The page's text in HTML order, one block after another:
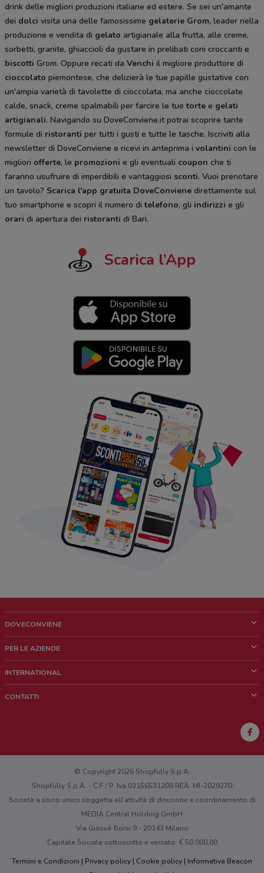
drink delle migliori produzioni italiane ed estere. Se sei un'amante
dei dolci visita una delle famosissime gelaterie Grom, leader nella
produzione e vendita di gelato artigianale alla frutta, alle creme,
sorbetti, granite, ghiaccioli da gustare in prelibati coni croccanti e
biscotti Grom. Oppure recati da Venchi il migliore produttore di
cioccolato piemontese, che delizierà le tue papille gustative con
un'ampia varietà di tavolette di cioccolata, ma anche cioccolate
calde, snack, creme spalmabili per farcire le tuetorte e gelati
artigianali. Navigando su DoveConviene.it potrai scoprire tante
formule di ristoranti per tutti i gusti e tutte le tasche. Iscriviti alla
newsletter di DoveConviene e ricevi in anteprima i volantini con le
migliori offerte, le promozioni e gli eventuali coupon che ti
faranno usufruire di imperdibili e vantaggiosi sconti. Vuoi prenotare
un tavolo? Scarica l'app gratuita DoveConviene direttamente sul
tuo smartphone e scopri il numero ditelefono, gli indirizzi e gli
orari di apertura dei ristoranti di Bari.
Scarica l’App
DOVECONVIENE
Chi siamo
Lavora con noi
PER LE AZIENDE
Richieste commerciali e marketing
INTERNATIONAL
CONTATTI
Hai un malfunzionamento sul web o sull'app?
© Copyright 2026 Shopfully S.p.A.
Shopfully S.p.A. - C.F / P. Iva 03156531208 REA: MI-2029270
Società a socio unico soggetta all’attività di direzione e coordinamento di
MEDIA Central Holding GmbH
Via Giosuè Borsi 9 - 20143 Milano
Capitale Sociale sottoscritto e versato: € 50.000,00
Termini e Condizioni
Privacy policy Cookie policy
Informativa Beacon